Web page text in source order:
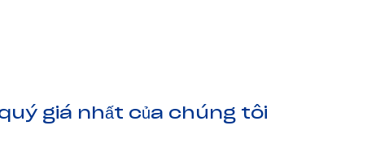
giá nhất của chúng tôi